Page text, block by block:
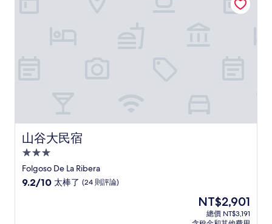
山谷大民宿
山谷大民宿
3.0
星
級
Folgoso De La Ribera
9.2
9.2/10 太棒了 (24 則評論)
現
價
NT$2,901
總價 NT$3,191